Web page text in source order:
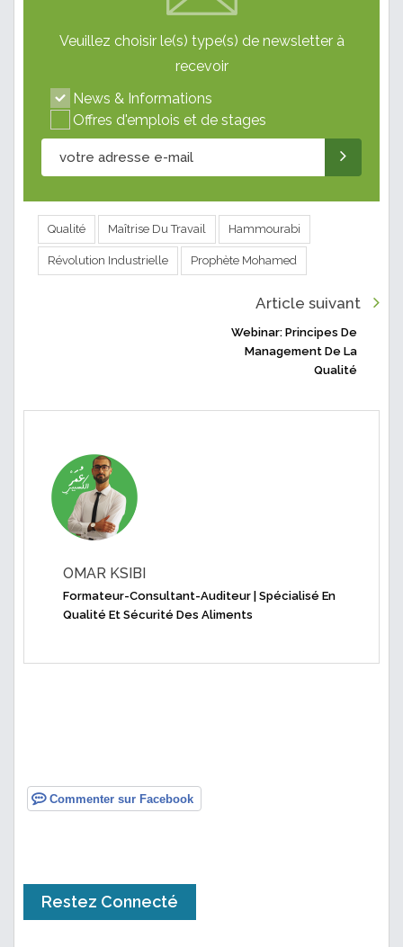
Veuillez choisir le(s) type(s) de newsletter à
recevoir
News & Informations
Offres d'emplois et de stages
Qualité Maîtrise Du Travail Hammourabi
Révolution Industrielle Prophète Mohamed
Article suivant
Webinar: Principes De
Management De La
Qualité
OMAR KSIBI
Formateur-Consultant-Auditeur | Spécialisé En
Qualité Et Sécurité Des Aliments
Commenter sur Facebook
Restez Connecté